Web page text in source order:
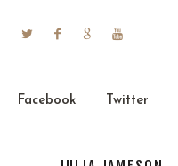
Facebook Twitter